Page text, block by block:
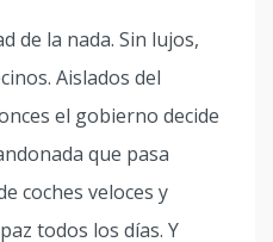
de la nada. Sin lujos,
Aislados del
el gobierno decide
que pasa
coches veloces y
todos los días. Y